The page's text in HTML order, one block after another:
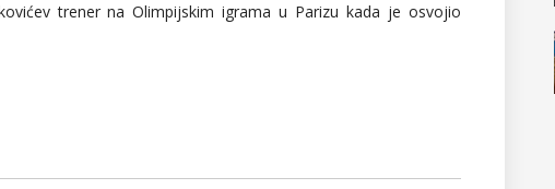
trener na Olimpijskim igrama u Parizu kada je osvojio